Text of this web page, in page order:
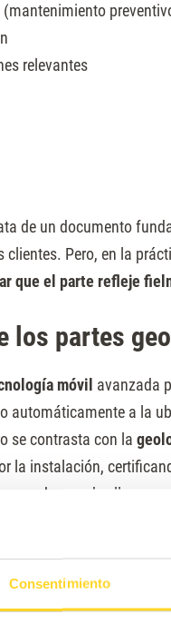
Consentimiento
relevantes
de un documento
Pero, en la
que el parte refleje
los partes
móvil avanzada
automáticamente a la
se contrasta con la
la instalación,
cada uno de ellos con
vinculados al contrato,
correspondiente.